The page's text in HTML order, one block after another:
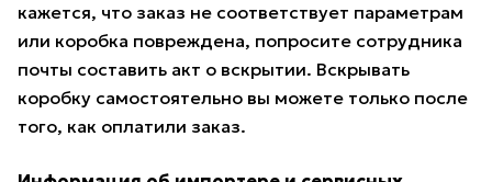
кажется, что заказ не соответствует параметрам
или коробка повреждена, попросите сотрудника
почты составить акт о вскрытии. Вскрывать
коробку самостоятельно вы можете только после
того, как оплатили заказ.